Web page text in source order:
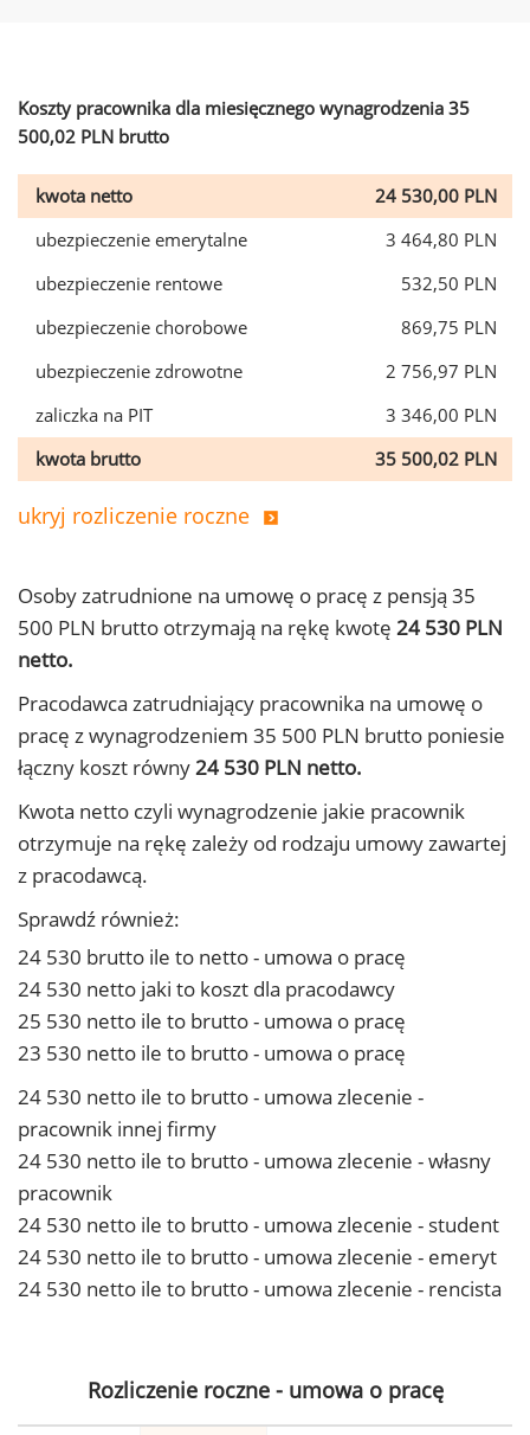
Koszty pracownika dla miesięcznego wynagrodzenia 35
500,02 PLN brutto
kwota netto
24 530,00 PLN
ubezpieczenie emerytalne
3 464,80 PLN
ubezpieczenie rentowe
532,50 PLN
ubezpieczenie chorobowe
869,75 PLN
ubezpieczenie zdrowotne
2 756,97 PLN
zaliczka na PIT
3 346,00 PLN
kwota brutto
35 500,02 PLN
ukryj rozliczenie roczne
Osoby zatrudnione na umowę o pracę z pensją 35
500 PLN brutto otrzymają na rękę kwotę 24 530 PLN
netto.
Pracodawca zatrudniający pracownika na umowę o
pracę z wynagrodzeniem 35 500 PLN brutto poniesie
łączny koszt równy24 530 PLN netto.
Kwota netto czyli wynagrodzenie jakie pracownik
otrzymuje na rękę zależy od rodzaju umowy zawartej
z pracodawcą.
Sprawdź również:
24 530 brutto ile to netto - umowa o pracę
24 530 netto jaki to koszt dla pracodawcy
25 530 netto ile to brutto - umowa o pracę
23 530 netto ile to brutto - umowa o pracę
24 530 netto ile to brutto - umowa zlecenie -
pracownik innej firmy
24 530 netto ile to brutto - umowa zlecenie - własny
pracownik
24 530 netto ile to brutto - umowa zlecenie - student
24 530 netto ile to brutto - umowa zlecenie - emeryt
24 530 netto ile to brutto - umowa zlecenie - rencista
Rozliczenie roczne - umowa o pracę